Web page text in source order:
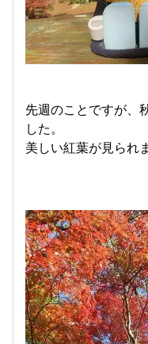
先週のことですが、
した。
美しい紅葉が見られ